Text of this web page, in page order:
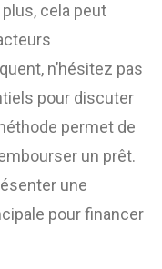
cela peut
n’hésitez pas
pour discuter
permet de
un prêt.
une
pour financer